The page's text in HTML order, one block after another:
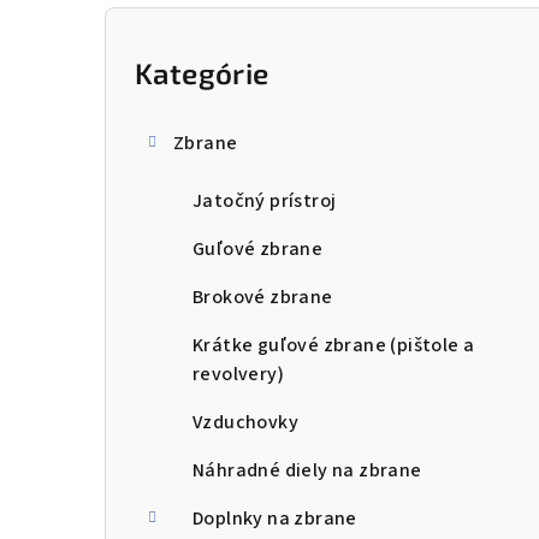
B
Preskočiť
kategórie
Kategórie
Zbrane
Jatočný prístroj
Guľové zbrane
Brokové zbrane
Krátke guľové zbrane (pištole a
revolvery)
Vzduchovky
Náhradné diely na zbrane
Doplnky na zbrane